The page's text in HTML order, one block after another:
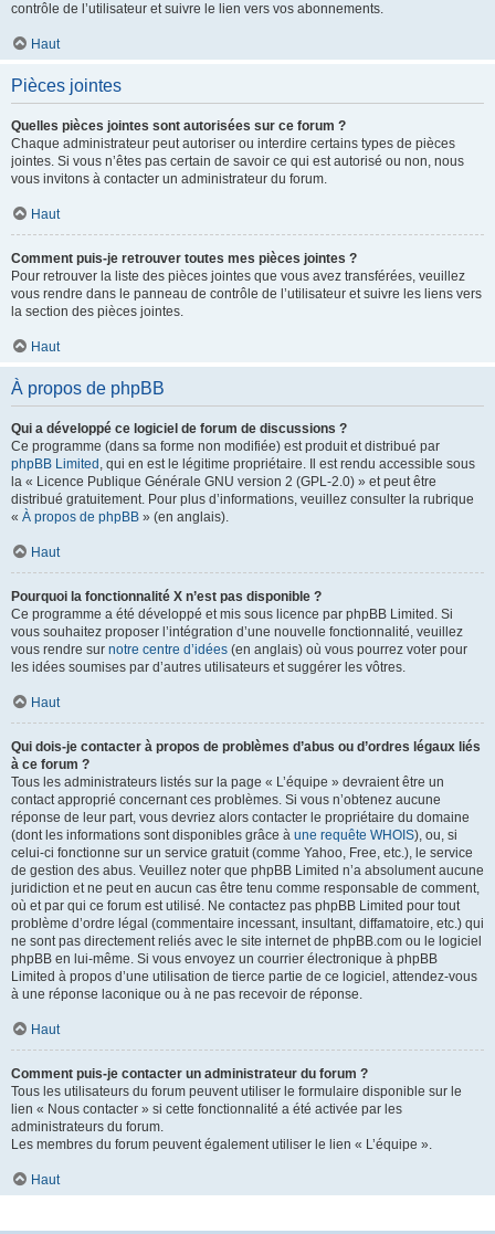
contrôle de l’utilisateur et suivre le lien vers vos abonnements.
Haut
Pièces jointes
Quelles pièces jointes sont autorisées sur ce forum ?
Chaque administrateur peut autoriser ou interdire certains types de pièces
jointes. Si vous n’êtes pas certain de savoir ce qui est autorisé ou non, nous
vous invitons à contacter un administrateur du forum.
Haut
Comment puis-je retrouver toutes mes pièces jointes ?
Pour retrouver la liste des pièces jointes que vous avez transférées, veuillez
vous rendre dans le panneau de contrôle de l’utilisateur et suivre les liens vers
la section des pièces jointes.
Haut
À propos de phpBB
Qui a développé ce logiciel de forum de discussions ?
Ce programme (dans sa forme non modifiée) est produit et distribué par
phpBB Limited , qui en est le légitime propriétaire. Il est rendu accessible sous
la « Licence Publique Générale GNU version 2 (GPL-2.0) » et peut être
distribué gratuitement. Pour plus d’informations, veuillez consulter la rubrique
« À propos de phpBB » (en anglais).
Haut
Pourquoi la fonctionnalité X n’est pas disponible ?
Ce programme a été développé et mis sous licence par phpBB Limited. Si
vous souhaitez proposer l’intégration d’une nouvelle fonctionnalité, veuillez
vous rendre sur notre centre d’idées (en anglais) où vous pourrez voter pour
les idées soumises par d’autres utilisateurs et suggérer les vôtres.
Haut
Qui dois-je contacter à propos de problèmes d’abus ou d’ordres légaux liés
à ce forum ?
Tous les administrateurs listés sur la page « L’équipe » devraient être un
contact approprié concernant ces problèmes. Si vous n’obtenez aucune
réponse de leur part, vous devriez alors contacter le propriétaire du domaine
(dont les informations sont disponibles grâce à une requête WHOIS), ou, si
celui-ci fonctionne sur un service gratuit (comme Yahoo, Free, etc.), le service
de gestion des abus. Veuillez noter que phpBB Limited n’a absolument aucune
juridiction et ne peut en aucun cas être tenu comme responsable de comment,
où et par qui ce forum est utilisé. Ne contactez pas phpBB Limited pour tout
problème d’ordre légal (commentaire incessant, insultant, diffamatoire, etc.) qui
ne sont pas directement reliés avec le site internet de phpBB.com ou le logiciel
phpBB en lui-même. Si vous envoyez un courrier électronique à phpBB
Limited à propos d’une utilisation de tierce partie de ce logiciel, attendez-vous
à une réponse laconique ou à ne pas recevoir de réponse.
Haut
Comment puis-je contacter un administrateur du forum ?
Tous les utilisateurs du forum peuvent utiliser le formulaire disponible sur le
lien « Nous contacter » si cette fonctionnalité a été activée par les
administrateurs du forum.
Les membres du forum peuvent également utiliser le lien « L’équipe ».
Haut